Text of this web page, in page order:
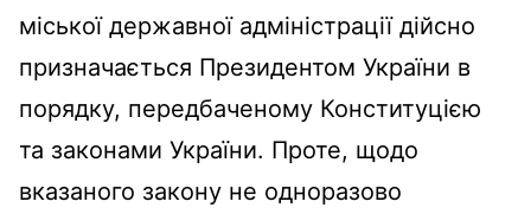
міської державної адміністрації дійсно
призначається Президентом України в
порядку, передбаченому Конституцією
та законами України. Проте, щодо
вказаного закону не одноразово